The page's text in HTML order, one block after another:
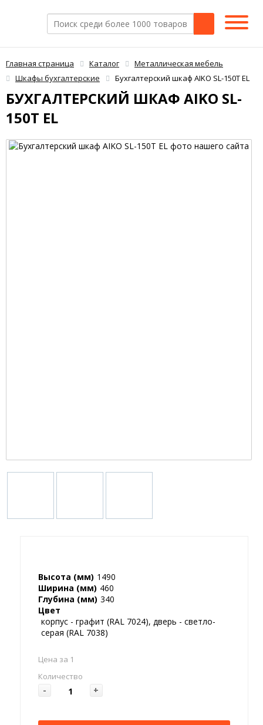
Главная страница Каталог
Металлическая мебель
Шкафы бухгалтерские
Бухгалтерский шкаф AIKO SL-150Т EL
БУХГАЛТЕРСКИЙ ШКАФ AIKO SL-
150Т EL
Высота (мм) 1490
Ширина (мм) 460
Глубина (мм) 340
Цвет
корпус - графит (RAL 7024), дверь - светло-
серая (RAL 7038)
Цена за 1
Количество
- +